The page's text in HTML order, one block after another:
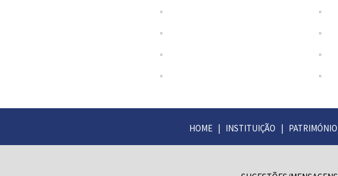
HOME| INSTITUIÇÃO | PATRIMÓNIO